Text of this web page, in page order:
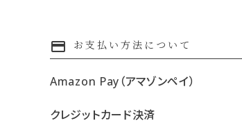
payment お支払い方法について
Amazon Pay（アマゾンペイ）
クレジットカード決済